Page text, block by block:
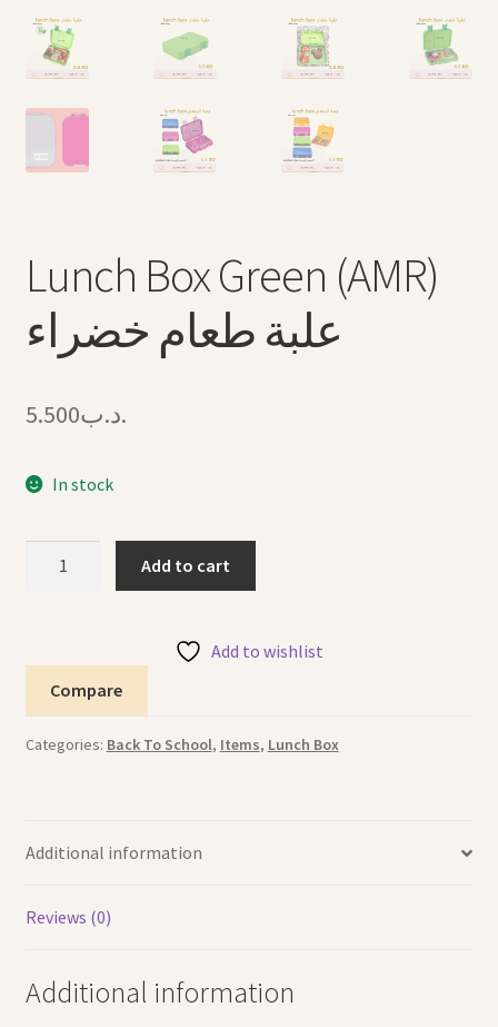
SWIMMING POOLS برك السباحة
Lunch Box Green (AMR)
علبة طعام خضراء
.د.ب5.500
In stock
علبة
طعام
خضراء
quantity
Add to cart
Add to wishlist
Compare
Categories: Back To School, Items, Lunch Box
Additional information
Reviews (0)
Additional information